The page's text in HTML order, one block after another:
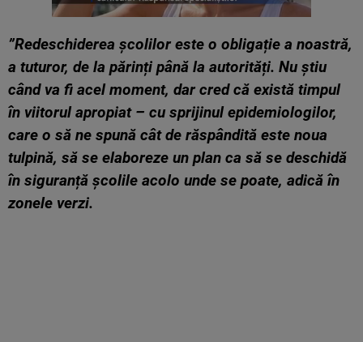
”Redeschiderea școlilor este o obligație a noastră,
a tuturor, de la părinți până la autorități. Nu știu
când va fi acel moment, dar cred că există timpul
în viitorul apropiat – cu sprijinul epidemiologilor,
care o să ne spună cât de răspândită este noua
tulpină, să se elaboreze un plan ca să se deschidă
în siguranță școlile acolo unde se poate, adică în
zonele verzi.